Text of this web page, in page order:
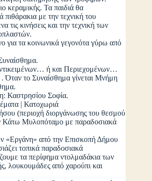
κεραμικής. Τα παιδιά θα
με την τεχνική του
τις κινήσεις και την τεχνική των
για τα κοινωνικά γεγονότα γύρω από
ή και Περιεχομένων…
Όταν το Συναίσθημα γίνεται Μνήμη
Καστρησίου Σοφία.
| Κατοχωριά
(περιοχή διοργάνωσης του θεσμού
Κάτω Μυλοπόταμο με παραδοσιακά
«Εργάνη» από την Επισκοπή Δήμου
τοπικά παραδοσιακά
τα περίφημα ντολμαδάκια των
λουκουμάδες από χαρούπι και